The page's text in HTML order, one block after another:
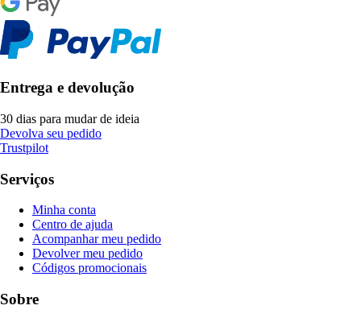
Entrega e devolução
30 dias para mudar de ideia
Devolva seu pedido
Trustpilot
Serviços
Minha conta
Centro de ajuda
Acompanhar meu pedido
Devolver meu pedido
Códigos promocionais
Sobre